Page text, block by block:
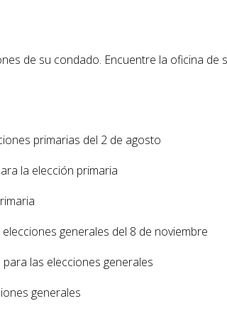
de su condado. Encuentre la oficina de
primarias del 2 de agosto
la elección primaria
generales del 8 de noviembre
las elecciones generales
generales